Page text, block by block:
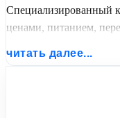
Специализированный
ценами, питанием,
читать далее...